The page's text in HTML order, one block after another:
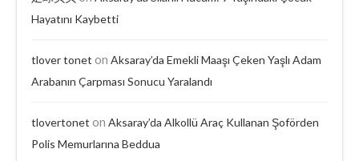
Hayatını Kaybetti
tlover tonet on Aksaray’da Emekli Maaşı Çeken Yaşlı Adam
Arabanın Çarpması Sonucu Yaralandı
tlovertonet on Aksaray’da Alkollü Araç Kullanan Şoförden
Polis Memurlarına Beddua